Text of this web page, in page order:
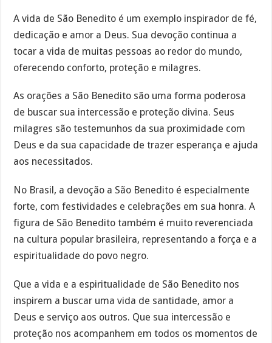
A vida de São Benedito é um exemplo inspirador de fé,
dedicação e amor a Deus. Sua devoção continua a
tocar a vida de muitas pessoas ao redor do mundo,
oferecendo conforto, proteção e milagres.
As orações a São Benedito são uma forma poderosa
de buscar sua intercessão e proteção divina. Seus
milagres são testemunhos da sua proximidade com
Deus e da sua capacidade de trazer esperança e ajuda
aos necessitados.
No Brasil, a devoção a São Benedito é especialmente
forte, com festividades e celebrações em sua honra. A
figura de São Benedito também é muito reverenciada
na cultura popular brasileira, representando a força e a
espiritualidade do povo negro.
Que a vida e a espiritualidade de São Benedito nos
inspirem a buscar uma vida de santidade, amor a
Deus e serviço aos outros. Que sua intercessão e
proteção nos acompanhem em todos os momentos de